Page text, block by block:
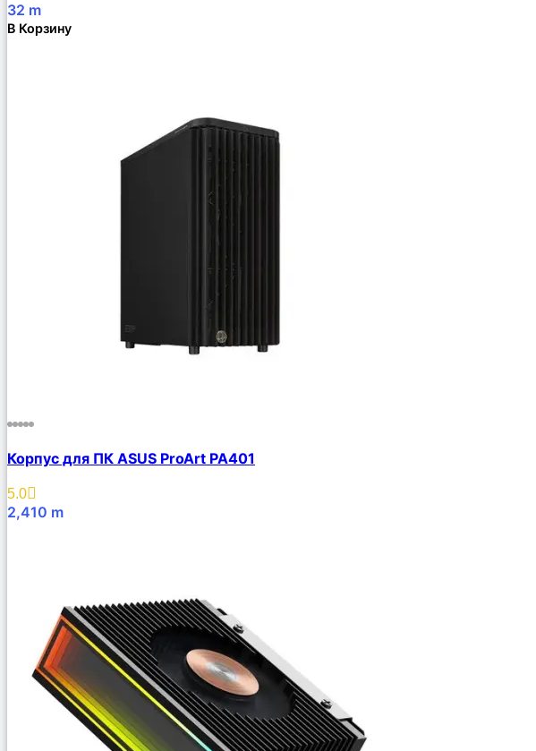
32 m
В Корзину
Корпус для ПК ASUS ProArt PA401
5.0
2,410 m